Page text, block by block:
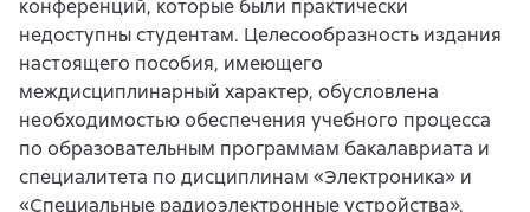
конференций, которые были практически
недоступны студентам. Целесообразность издания
настоящего пособия, имеющего
междисциплинарный характер, обусловлена
необходимостью обеспечения учебного процесса
по образовательным программам бакалавриата и
специалитета по дисциплинам «Электроника» и
«Специальные радиоэлектронные устройства».